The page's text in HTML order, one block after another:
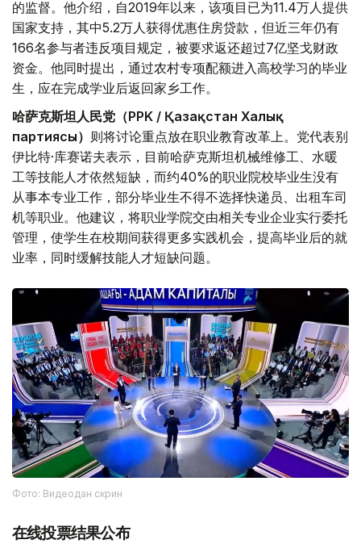
的监督。他介绍，自2019年以来，该项目已为11.4万人提供
国家支持，其中5.2万人获得优惠住房贷款，但近三年仍有
166名参与者违反项目规定，被要求返还超过7亿坚戈财政
资金。他同时提出，通过农村专项配额进入高校学习的毕业
生，应在完成学业后返回家乡工作。
哈萨克斯坦人民党（PPK / Қазақстан Халық
партиясы） 则将讨论重点放在职业教育改革上。党代表别
伊比特·库赛诺夫表示，目前哈萨克斯坦机械维修工、水暖
工等技能人才依然短缺，而约40%的职业院校毕业生没有
从事本专业工作，部分毕业生不得不选择快递员、出租车司
机等职业。他建议，将职业学院交由相关专业企业实行委托
管理，使学生在校期间获得更多实践机会，提高毕业后的就
业率，同时缓解技能人才短缺问题。
Фото: Видеодан скрин
在线投票结果公布